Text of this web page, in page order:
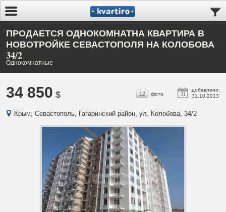
ПРОДАЕТСЯ ОДНОКОМНАТНА КВАРТИРА В
НОВОТРОЙКЕ СЕВАСТОПОЛЯ НА КОЛОБОВА
34/2
Однокомнатные
34 850 $ 31
добавлено:
31.10.2013
12 фото
Крым, Севастополь, Гагаринский район, ул. Колобова, 34/2